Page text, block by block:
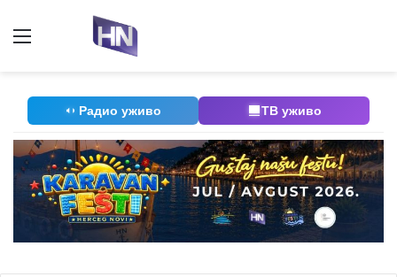
Радио уживо ТВ уживо